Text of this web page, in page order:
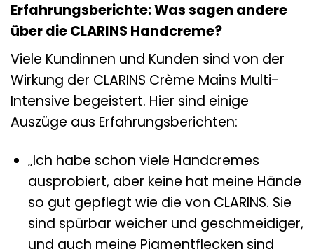
Erfahrungsberichte: Was sagen andere
über die CLARINS Handcreme?
Viele Kundinnen und Kunden sind von der
Wirkung der CLARINS Crème Mains Multi-
Intensive begeistert. Hier sind einige
Auszüge aus Erfahrungsberichten:
„Ich habe schon viele Handcremes
ausprobiert, aber keine hat meine Hände
so gut gepflegt wie die von CLARINS. Sie
sind spürbar weicher und geschmeidiger,
und auch meine Pigmentflecken sind